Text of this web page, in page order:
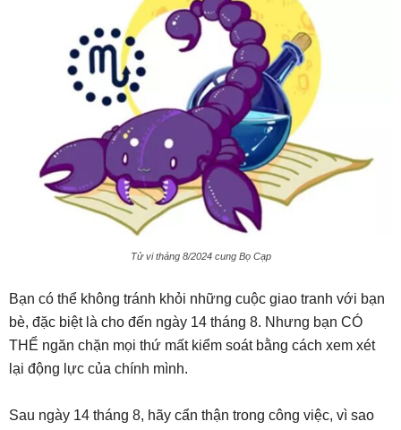
Tử vi tháng 8/2024 cung Bọ Cạp
Bạn có thể không tránh khỏi những cuộc giao tranh với bạn
bè, đặc biệt là cho đến ngày 14 tháng 8. Nhưng bạn CÓ
THỂ ngăn chặn mọi thứ mất kiểm soát bằng cách xem xét
lại động lực của chính mình.
Sau ngày 14 tháng 8, hãy cẩn thận trong công việc, vì sao